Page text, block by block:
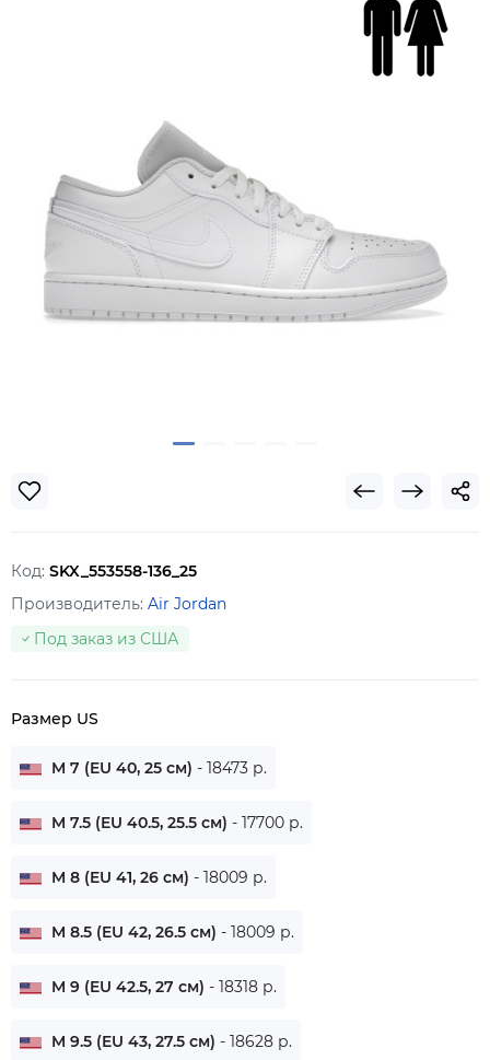
Код: SKX_553558-136_25
Производитель: Air Jordan
Под заказ из США
Размер US
M 7 (EU 40, 25 см) - 18473 р.
M 7.5 (EU 40.5, 25.5 см) - 17700 р.
M 8 (EU 41, 26 см) - 18009 р.
M 8.5 (EU 42, 26.5 см) - 18009 р.
M 9 (EU 42.5, 27 см) - 18318 р.
M 9.5 (EU 43, 27.5 см) - 18628 р.